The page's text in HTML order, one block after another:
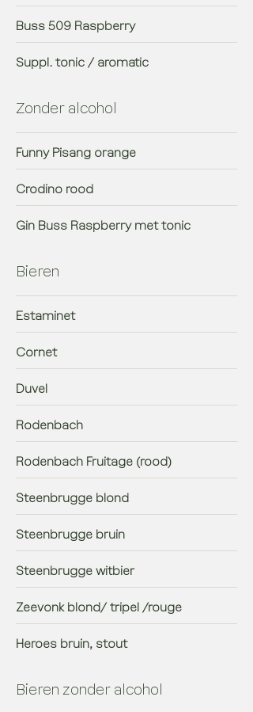
Buss 509 Raspberry
Suppl. tonic / aromatic
Zonder alcohol
Funny Pisang orange
Crodino rood
Gin Buss Raspberry met tonic
Bieren
Estaminet
Cornet
Duvel
Rodenbach
Rodenbach Fruitage (rood)
Steenbrugge blond
Steenbrugge bruin
Steenbrugge witbier
Zeevonk blond/ tripel /rouge
Heroes bruin, stout
Bieren zonder alcohol